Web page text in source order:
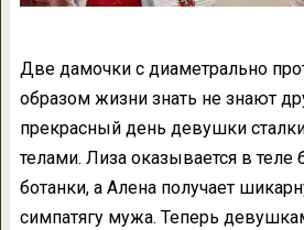
Две дамочки с диаметрально
образом жизни знать не знают
прекрасный день девушки
телами. Лиза оказывается в теле
ботанки, а Алена получает
симпатягу мужа. Теперь